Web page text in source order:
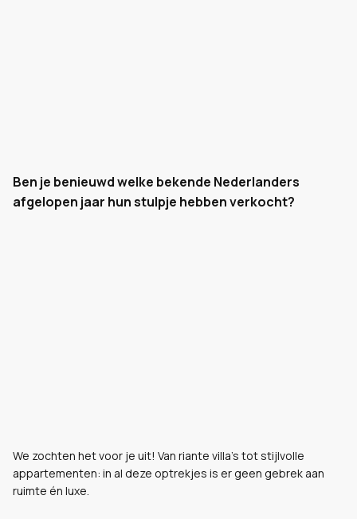
Ben je benieuwd welke bekende Nederlanders
afgelopen jaar hun stulpje hebben verkocht?
We zochten het voor je uit! Van riante villa’s tot stijlvolle
appartementen: in al deze optrekjes is er geen gebrek aan
ruimte én luxe.